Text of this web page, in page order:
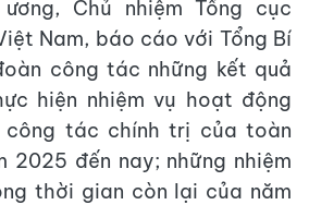
Chủ nhiệm Tổng cục
Nam, báo cáo với Tổng Bí
công tác những kết quả
hiện nhiệm vụ hoạt động
tác chính trị của toàn
2025 đến nay; những nhiệm
thời gian còn lại của năm